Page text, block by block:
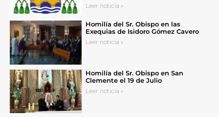
Leer noticia »
Homilía del Sr. Obispo en las
Exequias de Isidoro Gómez Cavero
Leer noticia »
Homilía del Sr. Obispo en San
Clemente el 19 de Julio
Leer noticia »